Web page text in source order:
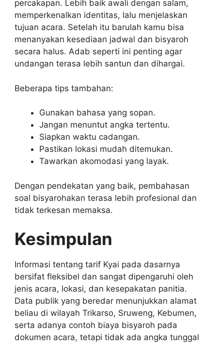
percakapan. Lebih baik awali dengan salam,
memperkenalkan identitas, lalu menjelaskan
tujuan acara. Setelah itu barulah kamu bisa
menanyakan kesediaan jadwal dan bisyaroh
secara halus. Adab seperti ini penting agar
undangan terasa lebih santun dan dihargai.
Beberapa tips tambahan:
Gunakan bahasa yang sopan.
Jangan menuntut angka tertentu.
Siapkan waktu cadangan.
Pastikan lokasi mudah ditemukan.
Tawarkan akomodasi yang layak.
Dengan pendekatan yang baik, pembahasan
soal bisyarohakan terasa lebih profesional dan
tidak terkesan memaksa.
Kesimpulan
Informasi tentang tarif Kyai pada dasarnya
bersifat fleksibel dan sangat dipengaruhi oleh
jenis acara, lokasi, dan kesepakatan panitia.
Data publik yang beredar menunjukkan alamat
beliau di wilayah Trikarso, Sruweng, Kebumen,
serta adanya contoh biaya bisyaroh pada
dokumen acara, tetapi tidak ada angka tunggal